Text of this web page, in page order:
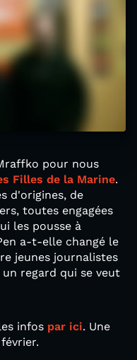
pour nous
Filles de la Marine.
d'origines, de
toutes engagées
les pousse à
a-t-elle changé le
jeunes journalistes
regard qui se veut
infos par ici. Une